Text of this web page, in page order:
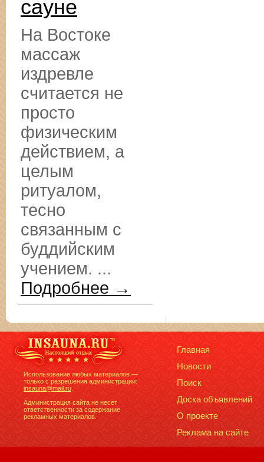
сауне
На Востоке
массаж
издревле
считается не
просто
физическим
действием, а
целым
ритуалом,
тесно
связанным с
буддийским
учением. ...
Подробнее →
Использование любых материалов —
только с разрешения администрации:
insauna@mail.ru
Администрация сайта не несет
ответственности за содержание
рекламных материалов.
Главная
Новости
Поиск
Доска объявлений
О проекте
Реклама на сайте